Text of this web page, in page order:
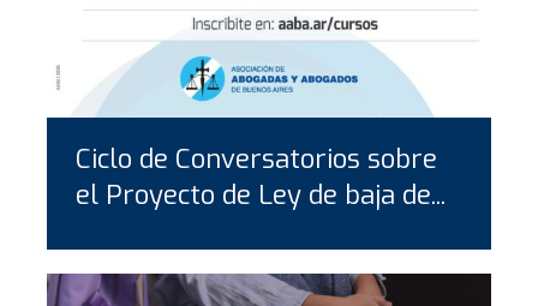
Ciclo de Conversatorios sobre
el Proyecto de Ley de baja de...